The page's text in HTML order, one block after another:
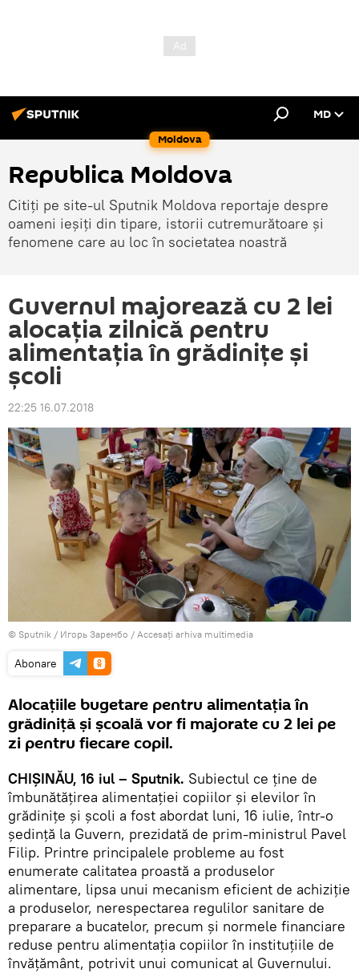
Moldova
MD
Republica Moldova
Citiți pe site-ul Sputnik Moldova reportaje despre
oameni ieșiți din tipare, istorii cutremurătoare și
fenomene care au loc în societatea noastră
Guvernul majorează cu 2 lei
alocația zilnică pentru
alimentația în grădinițe și
școli
22:25 16.07.2018
© Sputnik / Игорь Зарембо / Accesați arhiva multimedia
Abonare
Alocațiile bugetare pentru alimentația în
grădiniță și școală vor fi majorate cu 2 lei pe
zi pentru fiecare copil.
CHIȘINĂU, 16 iul – Sputnik. Subiectul ce ține de
îmbunătățirea alimentației copiilor și elevilor în
grădinițe și școli a fost abordat luni, 16 iulie, într-o
ședință la Guvern, prezidată de prim-ministrul Pavel
Filip. Printre principalele probleme au fost
enumerate calitatea proastă a produselor
alimentare, lipsa unui mecanism eficient de achiziție
a produselor, nerespectarea regulilor sanitare de
preparare a bucatelor, precum și normele financiare
reduse pentru alimentația copiilor în instituțiile de
învățământ, potrivit unui comunicat al Guvernului.